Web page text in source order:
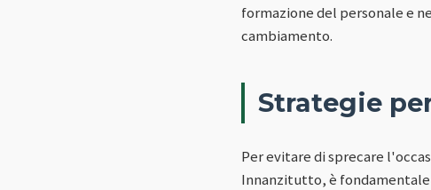
formazione del personale e
cambiamento.
Strategie
Per evitare di sprecare
Innanzitutto, è